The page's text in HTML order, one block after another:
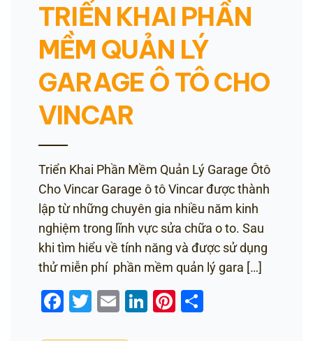
TRIỂN KHAI PHẦN
MỀM QUẢN LÝ
GARAGE Ô TÔ CHO
VINCAR
Triển Khai Phần Mềm Quản Lý Garage Ôtô
Cho Vincar Garage ô tô Vincar được thành
lập từ những chuyên gia nhiều năm kinh
nghiệm trong lĩnh vực sửa chữa o to. Sau
khi tìm hiểu về tính năng và được sử dụng
thử miễn phí phần mềm quản lý gara […]
Facebook
Twitter
EmailLinkedIn
Pinterest